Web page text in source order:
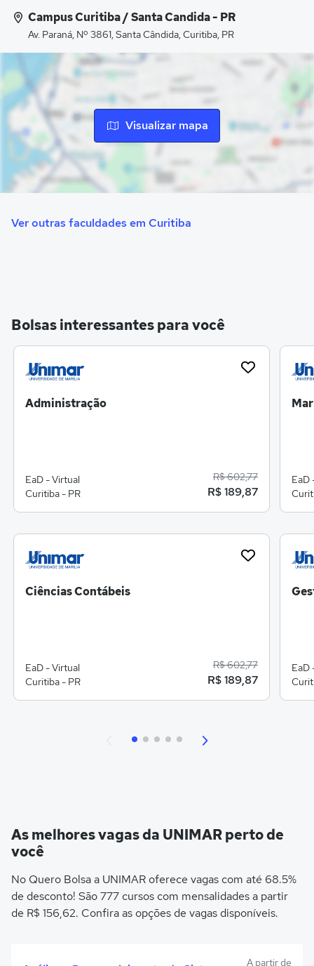
Campus Curitiba / Santa Candida - PR
Av. Paraná, Nº 3861, Santa Cândida, Curitiba, PR
Visualizar mapa
Ver outras faculdades em Curitiba
Bolsas interessantes para você
Administração
EaD - Virtual
Curitiba - PR
R$ 602,77
R$ 189,87
Ciências Contábeis
EaD - Virtual
Curitiba - PR
R$ 602,77
R$ 189,87
EaD
EaD
As melhores vagas da UNIMAR perto de
você
No Quero Bolsa a UNIMAR oferece vagas com até 68.5%
de desconto! São 777 cursos com mensalidades a partir
de R$ 156,62. Confira as opções de vagas disponíveis.
A partir de